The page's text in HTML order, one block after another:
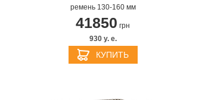
ремень 130-160 мм
41850 грн
930 y. e.
КУПИТЬ